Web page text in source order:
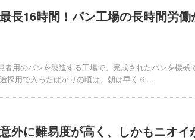
長16時間！パン工場の長時間労働
者用のパンを製造する工場で、完成されたパンを機械
採用で入ったばかりの頃は、朝は早く６…
外に難易度が高く、しかもニオイ